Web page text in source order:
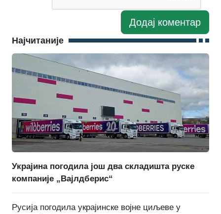
Најчитаније
Украјина погодила још два складишта руске
компаније „Вајлдберис“
Русија погодила украјинске војне циљеве у